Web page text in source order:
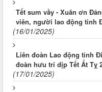
Tết sum vầy - Xuân ơn
viên, người lao động tỉnh
(16/01/2025)
Liên đoàn Lao động tỉnh
đoàn hưu trí dịp Tết Ất Tỵ
(17/01/2025)